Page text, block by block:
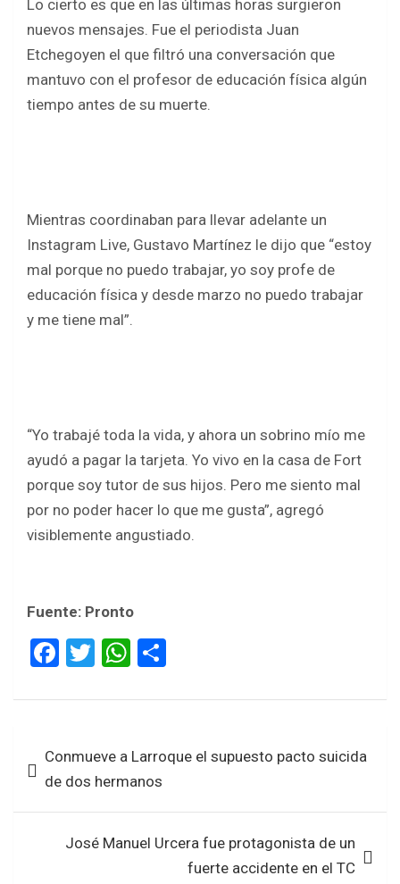
Lo cierto es que en las últimas horas surgieron
nuevos mensajes. Fue el periodista Juan
Etchegoyen el que filtró una conversación que
mantuvo con el profesor de educación física algún
tiempo antes de su muerte.
Mientras coordinaban para llevar adelante un
Instagram Live, Gustavo Martínez le dijo que “estoy
mal porque no puedo trabajar, yo soy profe de
educación física y desde marzo no puedo trabajar
y me tiene mal”.
“Yo trabajé toda la vida, y ahora un sobrino mío me
ayudó a pagar la tarjeta. Yo vivo en la casa de Fort
porque soy tutor de sus hijos. Pero me siento mal
por no poder hacer lo que me gusta”, agregó
visiblemente angustiado.
Fuente: Pronto
F
ce
o
o
k
T
tt
W
at
A
p
p
ar
de Conmueve a Larroque el supuesto pacto suicida
de dos hermanos
José Manuel Urcera fue protagonista de un
fuerte accidente en el TC